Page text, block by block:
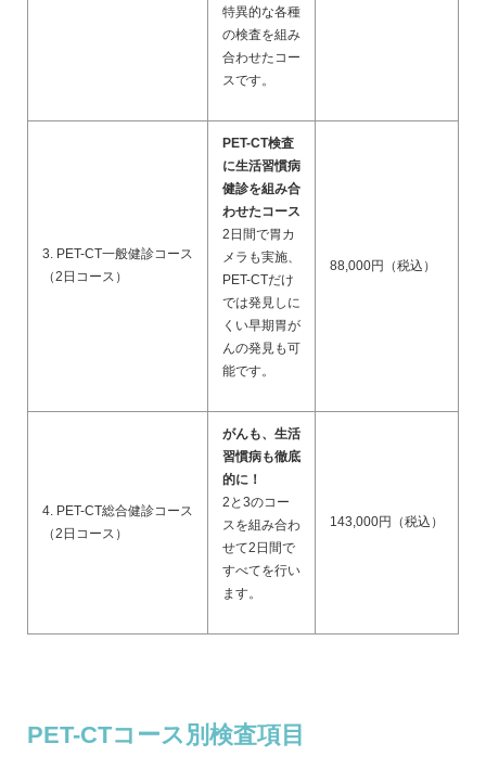
特異的な各種
の検査を組み
合わせたコー
スです。
3. PET-CT一般健診コース
（2日コース）
PET-CT検査
に生活習慣病
健診を組み合
わせたコース
2日間で胃カ
メラも実施、
PET-CTだけ
では発見しに
くい早期胃が
んの発見も可
能です。
88,000円（税込）
4. PET-CT総合健診コース
（2日コース）
がんも、生活
習慣病も徹底
的に！
2と3のコー
スを組み合わ
せて2日間で
すべてを行い
ます。
143,000円（税込）
PET-CTコース別検査項目